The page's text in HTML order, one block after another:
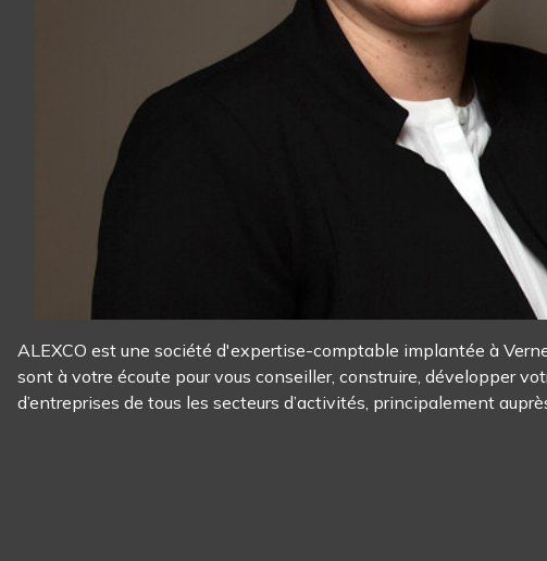
ALEXCO est une société d'expertise-comptable implantée à
sont à votre écoute pour vous conseiller, construire, développer
d’entreprises de tous les secteurs d’activités, principalement